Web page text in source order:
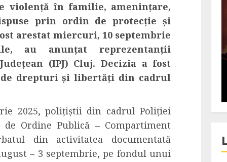
violență în familie, amenințare,
prin ordin de protecție și
arestat miercuri, 10 septembrie
au anunțat reprezentanții
(IPJ) Cluj. Decizia a fost
drepturi și libertăți din cadrul
2025, polițiștii din cadrul Poliției
Ordine Publică – Compartiment
din activitatea documentată
– 3 septembrie, pe fondul unui
intr-un
in
SpotOn Cluj
Festivalurile Clujului. De
ce atrage Clujul tinerii si
pe cei mai in varsta an de
an?